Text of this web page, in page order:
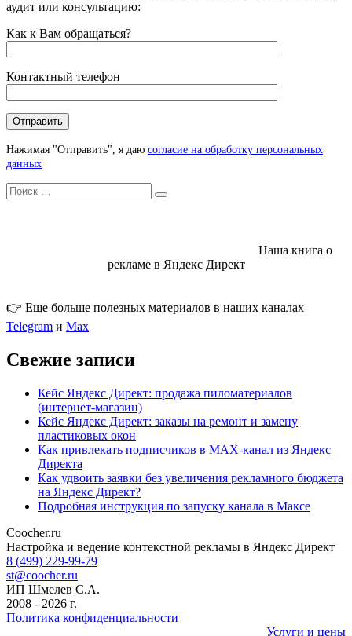
аудит или консультацию:
Как к Вам обращаться?
Контактный телефон
Нажимая "Отправить", я даю согласие на обработку персональных
данных
Искать
Search
Наша книга о
рекламе в Яндекс Директ
👉 Еще больше полезных материалов в наших каналах
Telegram и Max
Свежие записи
Кейс Яндекс Директ: продажа пиломатериалов
(интернет-магазин)
Кейс Яндекс Директ: заказы на ремонт и замену
пластиковых окон
Как привлекать подписчиков в MAX-канал из Яндекс
Директа
Как удвоить заявки без увеличения рекламного бюджета
на Яндекс Директ?
Подробная инструкция по запуску канала в Максе
Amphibious Theme by
Coocher.ru
Настройка и ведение контекстной рекламы в Яндекс Директ
8 (499) 229-99-79
st@coocher.ru
ИП Шмелев С.А.
2008 - 2026 г.
Политика конфиденциальности
Услуги и цены